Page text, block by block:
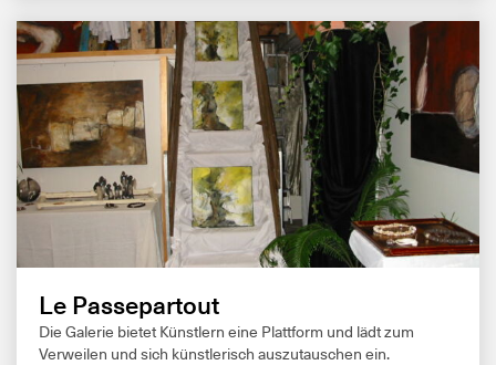
Le Passepartout
Die Galerie bietet Künstlern eine Plattform und lädt zum
Verweilen und sich künstlerisch auszutauschen ein.